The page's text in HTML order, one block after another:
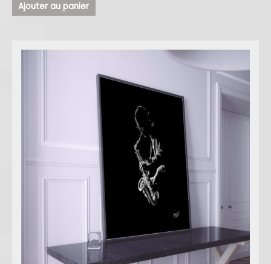
Ajouter au panier